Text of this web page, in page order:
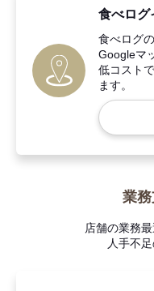
食べログ
食べログ
Googleマ
低コスト
ます。
業
店舗の業務
人手不